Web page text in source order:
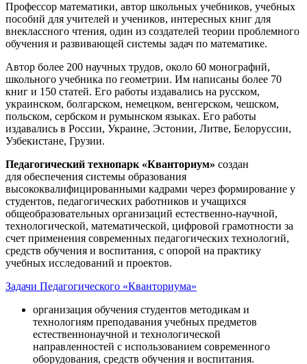
Профессор математики, автор школьных учебников, учебных
пособий для учителей и учеников, интересных книг для
внеклассного чтения, один из создателей теории проблемного
обучения и развивающей системы задач по математике.
Автор более 200 научных трудов, около 60 монографий,
школьного учебника по геометрии. Им написаны более 70
книг и 150 статей. Его работы издавались на русском,
украинском, болгарском, немецком, венгерском, чешском,
польском, сербском и румынском языках. Его работы
издавались в России, Украине, Эстонии, Литве, Белоруссии,
Узбекистане, Грузии.
Педагогический технопарк «Кванториум» создан
для обеспечения системы образования
высококвалифицированными кадрами через формирование у
студентов, педагогических работников и учащихся
общеобразовательных организаций естественно-научной,
технологической, математической, цифровой грамотности за
счет применения современных педагогических технологий,
средств обучения и воспитания, с опорой на практику
учебных исследований и проектов.
Задачи Педагогического «Кванториума»
организация обучения студентов методикам и
технологиям преподавания учебных предметов
естественнонаучной и технологической
направленностей с использованием современного
оборудования, средств обучения и воспитания.